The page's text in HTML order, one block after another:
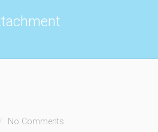
No Comments